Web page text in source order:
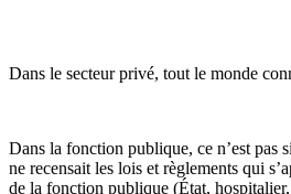
Dans le secteur privé, tout le monde
Dans la fonction publique, ce n’est pas
ne recensait les lois et règlements qui
de la fonction publique (État,